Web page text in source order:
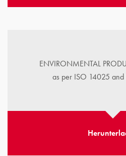
ENVIRONMENTAL
as per ISO 14025